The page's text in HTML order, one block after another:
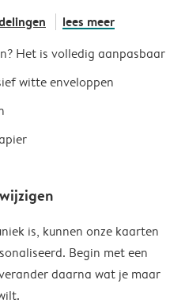
lees meer
Het is volledig aanpasbaar
witte enveloppen
is, kunnen onze kaarten
Begin met een
daarna wat je maar